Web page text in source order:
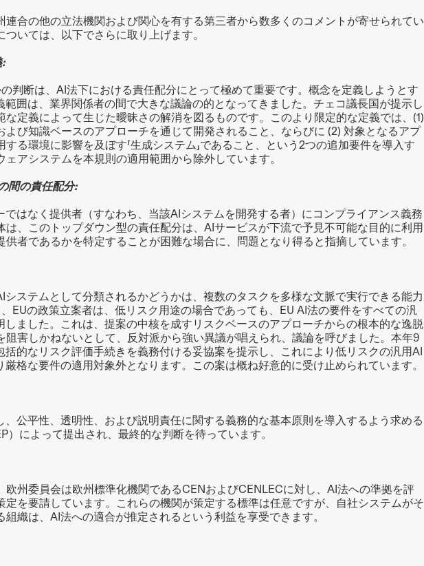
連合の他の立法機関および関心を有する第三者から数多くのコメントが寄せられてい
いては、以下でさらに取り上げます。
:
の判断は、AI法下における責任配分にとって極めて重要です。概念を定義しようとす
範囲は、業界関係者の間で大きな議論の的となってきました。チェコ議長国が提示し
な定義によって生じた曖昧さの解消を図るものです。このより限定的な定義では、(1)
よび知識ベースのアプローチを通じて開発されること、ならびに (2) 対象となるアプ
る環境に影響を及ぼす「生成システム」であること、という2つの追加要件を導入す
アシステムを本規則の適用範囲から除外しています。
の間の責任配分:
ではなく提供者（すなわち、当該AIシステムを開発する者）にコンプライアンス義務
は、このトップダウン型の責任配分は、AIサービスが下流で予見不可能な目的に利用
供者であるかを特定することが困難な場合に、問題となり得ると指摘しています。
システムとして分類されるかどうかは、複数のタスクを多様な文脈で実行できる能力
EUの政策立案者は、低リスク用途の場合であっても、EU AI法の要件をすべての汎
しました。これは、提案の中核を成すリスクベースのアプローチからの根本的な逸脱
阻害しかねないとして、反対派から強い異議が唱えられ、議論を呼びました。本年9
括的なリスク評価手続きを義務付ける妥協案を提示し、これにより低リスクの汎用AI
格な要件の適用対象外となります。この案は概ね好意的に受け止められています。
、公平性、透明性、および説明責任に関する義務的な基本原則を導入するよう求める
）によって提出され、最終的な判断を待っています。
欧州委員会は欧州標準化機関であるCENおよびCENLECに対し、AI法への準拠を評
定を要請しています。これらの機関が策定する標準は任意ですが、自社システムがそ
織は、AI法への適合が推定されるという利益を享受できます。